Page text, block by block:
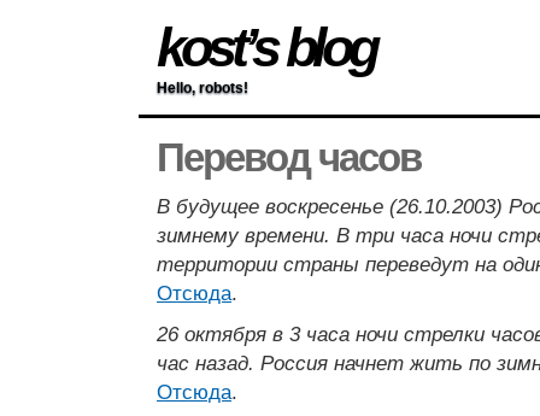
kost’s blog
Hello, robots!
Перевод часов
В будущее воскресенье (26.10.2003)
зимнему времени. В три часа ночи
территории страны переведут на
Отсюда.
26 октября в 3 часа ночи стрелки
час назад. Россия начнет жить по
Отсюда.